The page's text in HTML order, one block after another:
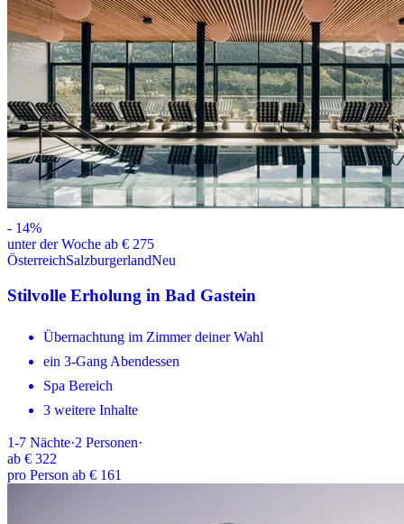
- 14%
unter der Woche ab € 275
ÖsterreichSalzburgerlandNeu
Stilvolle Erholung in Bad Gastein
Übernachtung im Zimmer deiner Wahl
ein 3-Gang Abendessen
Spa Bereich
3 weitere Inhalte
1-7 Nächte·2 Personen·
ab € 322
pro Person ab € 161